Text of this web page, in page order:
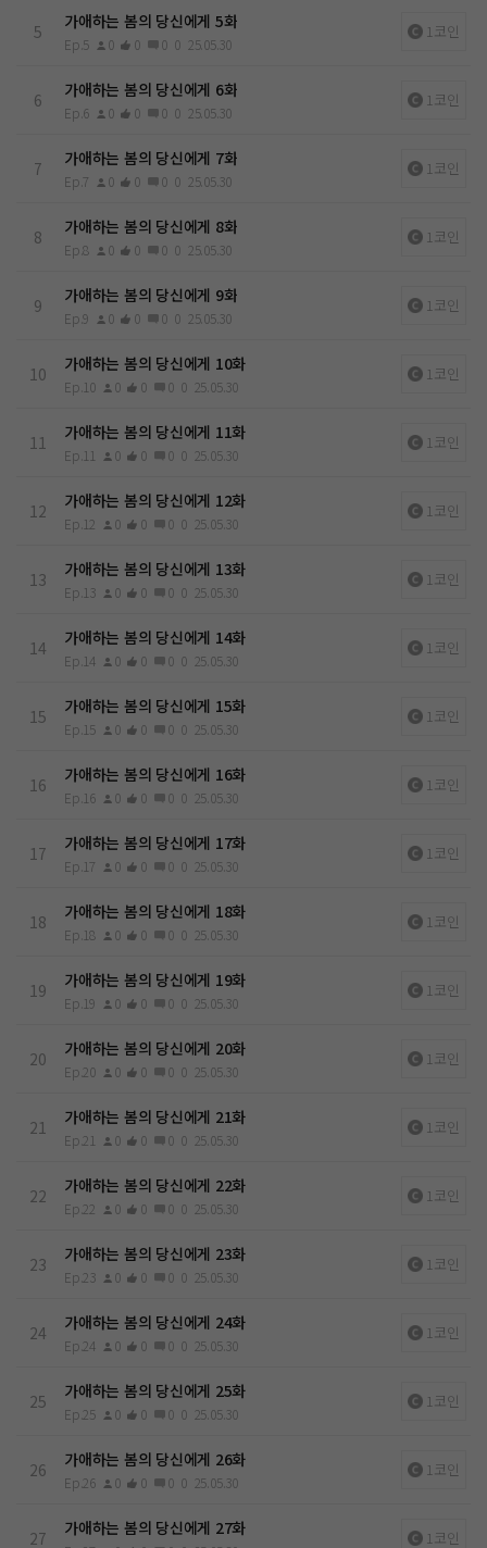
5 가애하는 봄의 당신에게 5화
Ep.5 0 0 0 0 25.05.30
1코인
6 가애하는 봄의 당신에게 6화
Ep.6 0 0 0 0 25.05.30
1코인
7 가애하는 봄의 당신에게 7화
Ep.7 0 0 0 0 25.05.30
1코인
8 가애하는 봄의 당신에게 8화
Ep.8 0 0 0 0 25.05.30
1코인
9 가애하는 봄의 당신에게 9화
Ep.9 0 0 0 0 25.05.30
1코인
10 가애하는 봄의 당신에게 10화
Ep.10 0 0 0 0 25.05.30
1코인
11 가애하는 봄의 당신에게 11화
Ep.11 0 0 0 0 25.05.30
1코인
12 가애하는 봄의 당신에게 12화
Ep.12 0 0 0 0 25.05.30
1코인
13 가애하는 봄의 당신에게 13화
Ep.13 0 0 0 0 25.05.30
1코인
14 가애하는 봄의 당신에게 14화
Ep.14 0 0 0 0 25.05.30
1코인
15 가애하는 봄의 당신에게 15화
Ep.15 0 0 0 0 25.05.30
1코인
16 가애하는 봄의 당신에게 16화
Ep.16 0 0 0 0 25.05.30
1코인
17 가애하는 봄의 당신에게 17화
Ep.17 0 0 0 0 25.05.30
1코인
18 가애하는 봄의 당신에게 18화
Ep.18 0 0 0 0 25.05.30
1코인
19 가애하는 봄의 당신에게 19화
Ep.19 0 0 0 0 25.05.30
1코인
20 가애하는 봄의 당신에게 20화
Ep.20 0 0 0 0 25.05.30
1코인
21 가애하는 봄의 당신에게 21화
Ep.21 0 0 0 0 25.05.30
1코인
22 가애하는 봄의 당신에게 22화
Ep.22 0 0 0 0 25.05.30
1코인
23 가애하는 봄의 당신에게 23화
Ep.23 0 0 0 0 25.05.30
1코인
24 가애하는 봄의 당신에게 24화
Ep.24 0 0 0 0 25.05.30
1코인
25 가애하는 봄의 당신에게 25화
Ep.25 0 0 0 0 25.05.30
1코인
26 가애하는 봄의 당신에게 26화
Ep.26 0 0 0 0 25.05.30
1코인
27 가애하는 봄의 당신에게 27화 1코인